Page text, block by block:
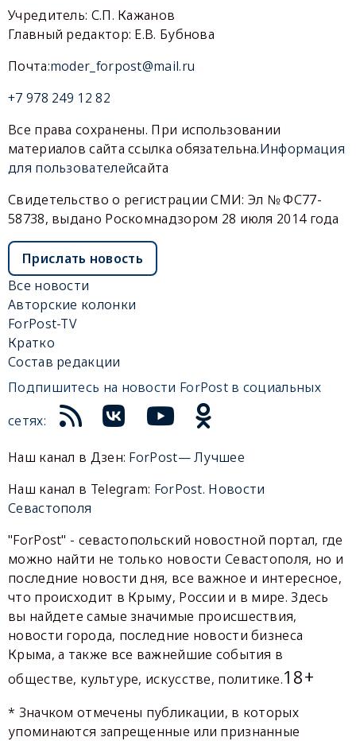
Учредитель: С.П. Кажанов
Главный редактор: Е.В. Бубнова
Почта:moder_forpost@mail.ru
+7 978 249 12 82
Все права сохранены. При использовании
материалов сайта ссылка обязательна.Информация
для пользователейсайта
Свидетельство о регистрации СМИ: Эл № ФС77-
58738, выдано Роскомнадзором 28 июля 2014 года
Прислать новость
Все новости
Авторские колонки
ForPost-TV
Кратко
Состав редакции
Подпишитесь на новости ForPost в социальных
сетях:
Наш канал в Дзен: ForPost— Лучшее
Наш канал в Telegram: ForPost. Новости
Севастополя
"ForPost" - севастопольский новостной портал, где
можно найти не только новости Севастополя, но и
последние новости дня, все важное и интересное,
что происходит в Крыму, России и в мире. Здесь
вы найдете самые значимые происшествия,
новости города, последние новости бизнеса
Крыма, а также все важнейшие события в
обществе, культуре, искусстве, политике.18+
* Значком отмечены публикации, в которых
упоминаются запрещенные или признанные